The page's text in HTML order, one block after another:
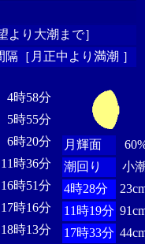
より大潮まで］
［月正中より満潮 ］
4時58分
5時55分
6時20分
11時36分
16時51分
17時16分
18時13分
月輝面
潮回り
小潮
4時28分
11時19分
17時33分